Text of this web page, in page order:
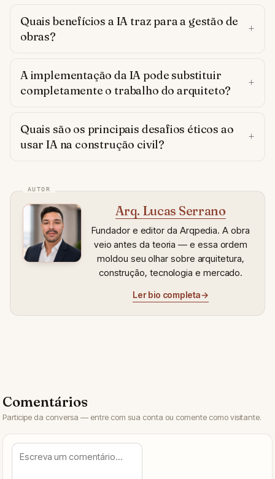
Quais benefícios a IA traz para a gestão de
obras?
A implementação da IA pode substituir
completamente o trabalho do arquiteto?
Quais são os principais desafios éticos ao
usar IA na construção civil?
Arq. Lucas Serrano
Fundador e editor da Arqpedia. A obra
veio antes da teoria — e essa ordem
moldou seu olhar sobre arquitetura,
construção, tecnologia e mercado.
Ler bio completa→